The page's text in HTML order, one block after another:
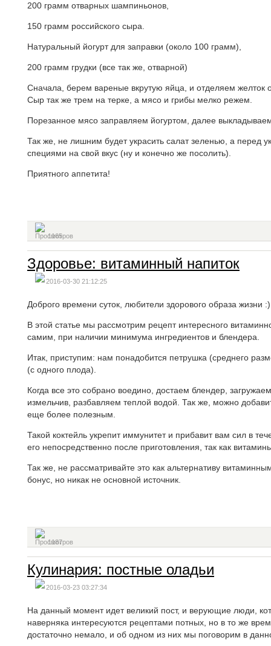
200 грамм отварных шампиньонов,
150 грамм российского сыра.
Натуральный йогурт для заправки (около 100 грамм),
200 грамм грудки (все так же, отварной)
Сначала, берем вареные вкрутую яйца, и отделяем желток
Сыр так же трем на терке, а мясо и грибы мелко режем.
Порезанное мясо заправляем йогуртом, далее
Так же, не лишним будет украсить салат зеленью, а перед
специями на свой вкус (ну и конечно же посолить).
Приятного аппетита!
1165
Здоровье: витаминный напиток
2016-03-30 21:12:25
Доброго времени суток, любители здорового образа жизни :)
В этой статье мы рассмотрим рецепт интересного
самим, при наличии минимума ингредиентов и блендера.
Итак, приступим: нам понадобится петрушка (среднего
(с одного плода).
Когда все это собрано воедино, достаем блендер,
измельчив, разбавляем теплой водой. Так же, можно
еще более полезным.
Такой коктейль укрепит иммунитет и прибавит вам сил в
его непосредственно после приготовления, так как
Так же, не рассматривайте это как альтернативу
бонус, но никак не основной источник.
1187
Кулинария: постные оладьи
2016-03-23 03:27:34
На данный момент идет великий пост, и верующие люди,
наверняка интересуются рецептами потных, но в то же
достаточно немало, и об одном из них мы поговорим в